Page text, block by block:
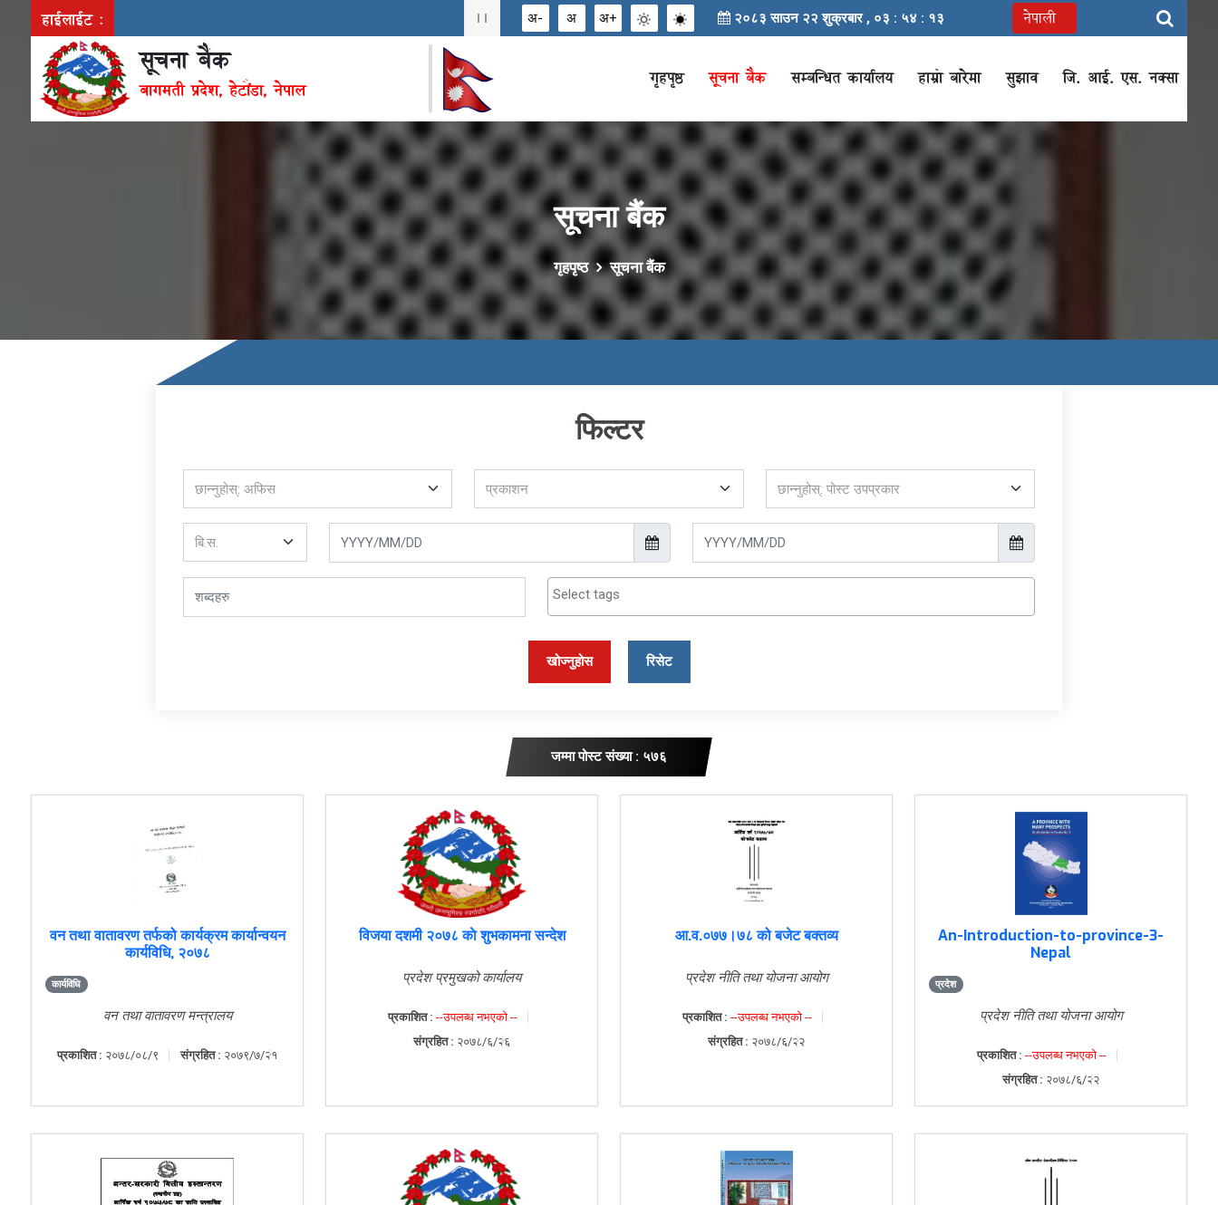
हाईलाईट : अ- अ अ+ २०८३ साउन २२ शुक्रबार , ०३ : ५४ : १४
सूचना बैंक
बागमती प्रदेश, हेटौंडा, नेपाल गृहपृष्ठ सूचना बैंक सम्बन्धित कार्यालय हाम्रो बारेमा सुझाव जि. आई. एस. नक्सा
सूचना बैंक
गृहपृष्ठ सूचना बैंक
फिल्टर
खोज्नुहोस रिसेट
जम्मा पोस्ट संख्या : ५७६
वन तथा वातावरण तर्फको कार्यक्रम कार्यान्वयन
कार्यविधि, २०७८
कार्यविधि
वन तथा वातावरण मन्त्रालय
प्रकाशित : २०७८/०८/९ संग्रहित : २०७९/७/२१
विजया दशमी २०७८ काे शुभकामना सन्देश
प्रदेश प्रमुखको कार्यालय
प्रकाशित : --उपलब्ध नभएको --
संग्रहित : २०७८/६/२६
आ.व.०७७।७८ को बजेट बक्तव्य
प्रदेश नीति तथा योजना आयोग
प्रकाशित : --उपलब्ध नभएको --
संग्रहित : २०७८/६/२२
An-Introduction-to-province-3-
Nepal
प्रदेश
प्रदेश नीति तथा योजना आयोग
प्रकाशित : --उपलब्ध नभएको --
संग्रहित : २०७८/६/२२